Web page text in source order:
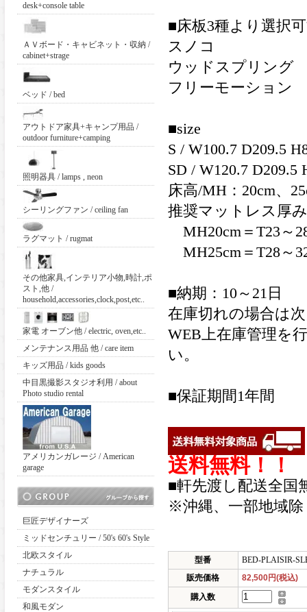
desk+console table
ＡＶボード・キャビネット・収納 /
cabinet+strage
ベッド / bed
アウトドア家具+キャンプ用品 /
outdoor furniture+camping
照明器具 / lamps , neon
シーリングファン / ceiling fan
ラグマット / rugmat
その他家具,インテリア小物,時計,ポ
スト,他 /
household,accessories,clock,post,etc..
家電 オーブン他 / electric, oven,etc..
メンテナンス用品 他 / care item
キッズ用品 / kids goods
中目黒撮影スタジオ利用 / about
Photo studio rental
アメリカンガレージ / American
garage
巨匠デザイナーズ
ミッドセンチュリー / 50's 60's Style
北欧スタイル
ナチュラル
モダンスタイル
和風モダン
■床板3種より選択
スノコ
ウッドスプリング
フリーモーション
■size
S / W100.7 D209.5
SD / W120.7 D209.5
床高/MH：20cm、
推奨マットレス厚み
MH20cm＝T23～
MH25cm＝T28
■納期：10～21日
在庫切れの場合は
WEB上在庫管理を
い。
■保証期間1年間
送料無料！！
■軒先渡し配送全国
※沖縄、一部地域除
型番
BED-PLAISIR-
販売価格
82,500円(税込)
購入数